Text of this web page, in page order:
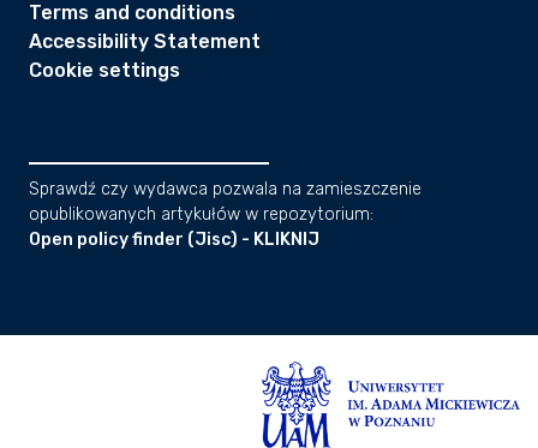
Terms and conditions
Accessibility Statement
Cookie settings
Sprawdź czy wydawca pozwala na zamieszczenie
opublikowanych artykułów w repozytorium:
Open policy finder (Jisc) - KLIKNIJ